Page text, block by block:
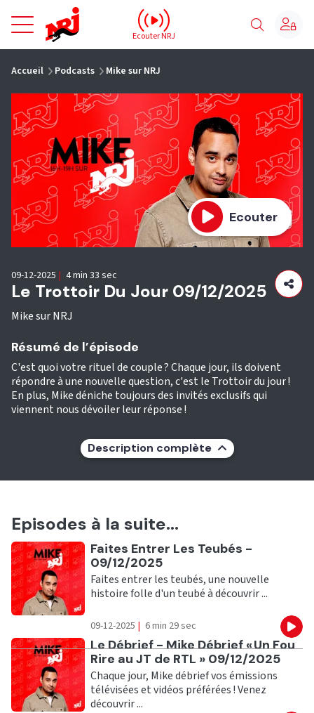
NRJ - Accueil
Ecouter NRJ
Accueil Podcasts Mike sur NRJ
Ecouter
Le Trottoir Du Jour 09/12/2025
Mike sur NRJ
09-12-2025 | 4 min 33 sec
Résumé de l’épisode
C'est quoi votre rituel de couple ? Chaque jour, ils doivent
répondre à une nouvelle question, c'est le Trottoir du jour !
En plus, Mike déniche toujours des invités exclusifs qui
viennent nous dévoiler leur réponse !
Description complète
Episodes à la suite...
Ecouter
Faites Entrer Les Teubés -
09/12/2025
Faites entrer les teubés, une nouvelle
histoire folle d'un teubé à découvrir ...
09-12-2025 | 6 min 29 sec
Ecouter
Le Débrief - Mike Débrief « Un Fou
Rire au JT de RTL » 09/12/2025
Chaque jour, Mike débrief vos émissions
télévisées et vidéos préférées ! Venez
découvrir ...